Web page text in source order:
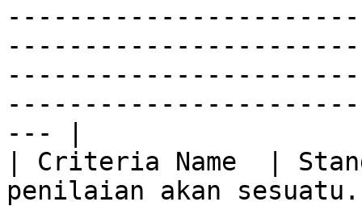
--- |
| Criteria Name  |
penilaian akan